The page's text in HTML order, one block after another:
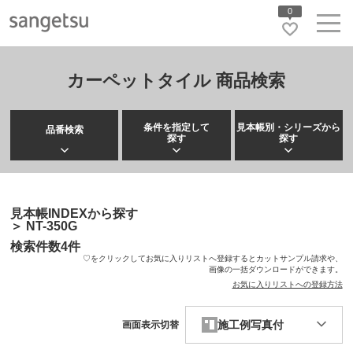
0
カーペットタイル 商品検索
品番検索
条件を指定して
探す
見本帳別・シリーズから
探す
見本帳INDEXから探す
＞ NT-350G
検索件数4件
♡をクリックしてお気に入りリストへ登録するとカットサンプル請求や、
画像の一括ダウンロードができます。
お気に入りリストへの登録方法
画面表示切替 施工例写真付